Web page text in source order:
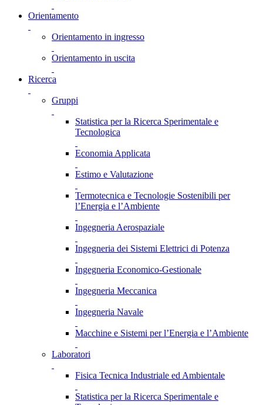
Orientamento
Orientamento in ingresso
Orientamento in uscita
Ricerca
Gruppi
Statistica per la Ricerca Sperimentale e
Tecnologica
Economia Applicata
Estimo e Valutazione
Termotecnica e Tecnologie Sostenibili per
l’Energia e l’Ambiente
Ingegneria Aerospaziale
Ingegneria dei Sistemi Elettrici di Potenza
Ingegneria Economico-Gestionale
Ingegneria Meccanica
Ingegneria Navale
Macchine e Sistemi per l’Energia e l’Ambiente
Laboratori
Fisica Tecnica Industriale ed Ambientale
Statistica per la Ricerca Sperimentale e